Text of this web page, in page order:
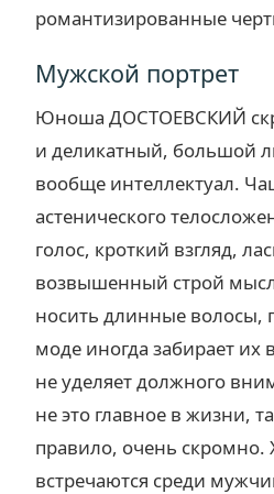
романтизированные
Мужской портрет
Юноша ДОСТОЕВСКИЙ
и деликатный, большой
вообще интеллектуал.
астенического
голос, кроткий взгляд,
возвышенный строй
носить длинные волосы,
моде иногда забирает их
не уделяет должного
не это главное в жизни,
правило, очень скромно.
встречаются среди